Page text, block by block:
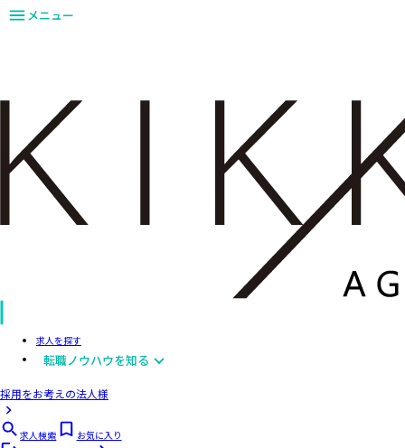
メニュー
求人を探す
転職ノウハウを知る
採用をお考えの法人様
求人検索
お気に入り